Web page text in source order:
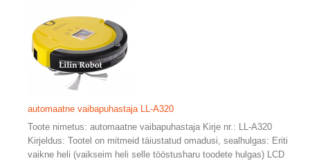
automaatne vaibapuhastaja LL-A320
Toote nimetus: automaatne vaibapuhastaja Kirje nr.: LL-A320
Kirjeldus: Tootel on mitmeid täiustatud omadusi, sealhulgas: Eriti
vaikne heli (vaikseim heli selle tööstusharu toodete hulgas) LCD